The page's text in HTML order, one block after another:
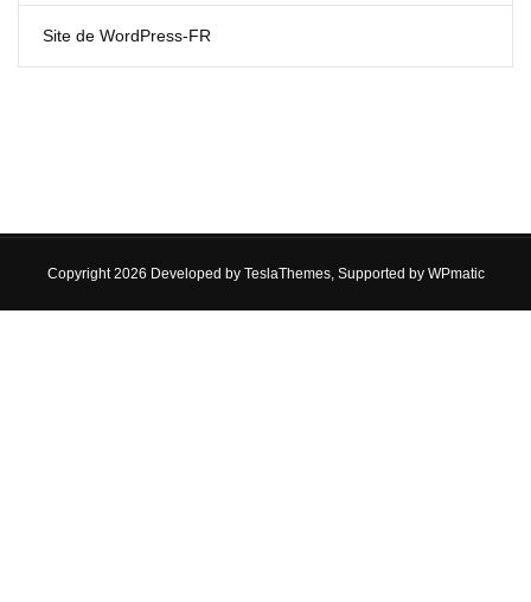
Site de WordPress-FR
Copyright 2026 Developed by TeslaThemes, Supported by WPmatic